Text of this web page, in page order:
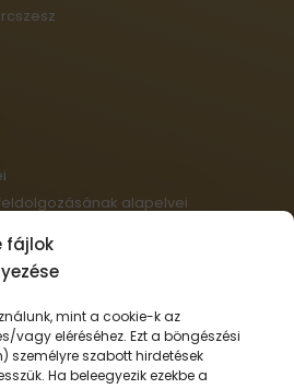
fájlok
mint a cookie-k az
vagy eléréséhez. Ezt a böngészési
személyre szabott hirdetések
Ha beleegyezik ezekbe a
alapelvei